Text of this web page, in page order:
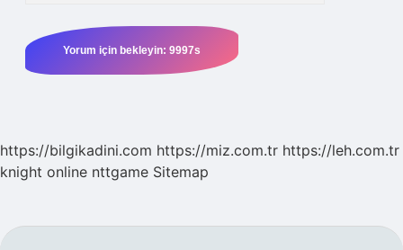
https://bilgikadini.com https://miz.com.tr https://leh.com.tr
knight online nttgame Sitemap